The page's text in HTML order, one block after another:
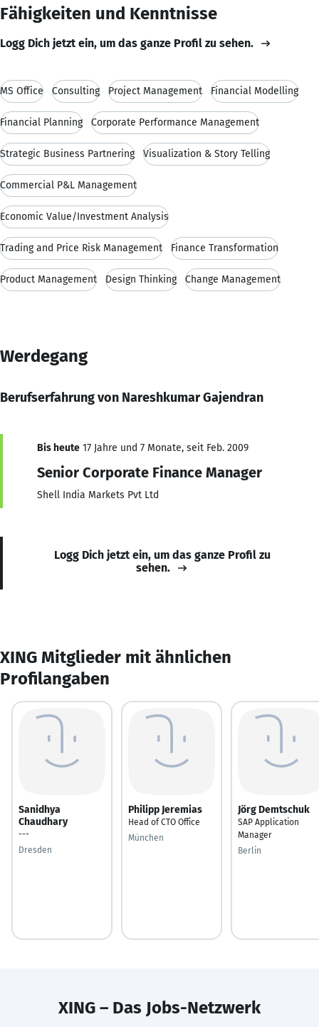
Fähigkeiten und Kenntnisse
Logg Dich jetzt ein, um das ganze Profil zu sehen.
MS Office Consulting Project Management Financial Modelling
Financial Planning Corporate Performance Management
Strategic Business Partnering Visualization & Story Telling
Commercial P&L Management
Economic Value/Investment Analysis
Trading and Price Risk Management Finance Transformation
Product Management Design Thinking Change Management
Werdegang
Berufserfahrung von Nareshkumar Gajendran
Bis heute 17 Jahre und 7 Monate, seit Feb. 2009
Senior Corporate Finance Manager
Shell India Markets Pvt Ltd
Logg Dich jetzt ein, um das ganze Profil zu
sehen.
XING Mitglieder mit ähnlichen
Profilangaben
Sanidhya
Chaudhary
---
Dresden
Philipp Jeremias
Head of CTO Office
München
Jörg Demtschuk
SAP Application
Manager
Berlin
XING – Das Jobs-Netzwerk